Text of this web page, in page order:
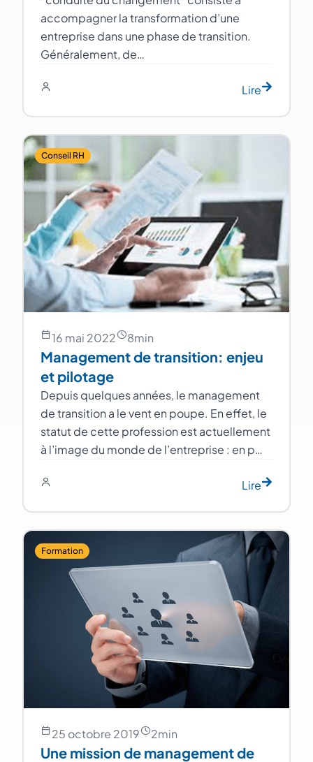
accompagner la transformation d’une
entreprise dans une phase de transition.
Généralement, de…
Lire
Conseil RH
16 mai 2022 8min
Management de transition: enjeu
et pilotage
Depuis quelques années, le management
de transition a le vent en poupe. En effet, le
statut de cette profession est actuellement
à l’image du monde de l’entreprise : en p…
Lire
Formation
25 octobre 2019 2min
Une mission de management de